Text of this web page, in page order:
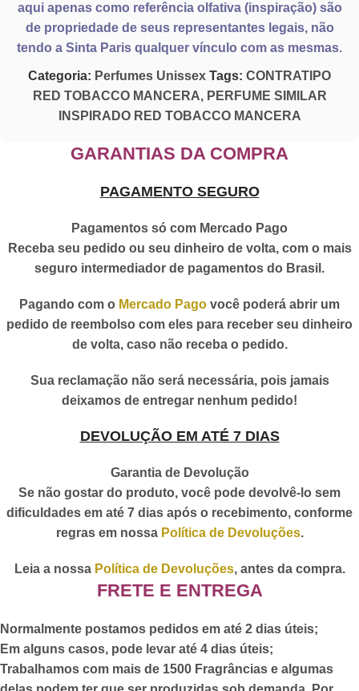
aqui apenas como referência olfativa(inspiração) são
de propriedade de seus representantes legais, não
tendo a Sinta Paris qualquer vínculo com as mesmas.
Categoria: Perfumes Unissex Tags: CONTRATIPO
RED TOBACCO MANCERA, PERFUME SIMILAR
INSPIRADO RED TOBACCO MANCERA
GARANTIAS DA COMPRA
PAGAMENTO SEGURO
Pagamentos só com Mercado Pago
Receba seu pedido ou seu dinheiro de volta, com o mais
seguro intermediador de pagamentos do Brasil.
Pagando com o Mercado Pago você poderá abrir um
pedido de reembolso com eles para receber seu dinheiro
de volta, caso não receba o pedido.
Sua reclamação não será necessária, pois jamais
deixamos de entregar nenhum pedido!
DEVOLUÇÃO EM ATÉ 7 DIAS
Garantia de Devolução
Se não gostar do produto, você pode devolvê-lo sem
dificuldades em até 7 dias após o recebimento, conforme
regras em nossa Política de Devoluções.
Leia a nossa Política de Devoluções, antes da compra.
FRETE E ENTREGA
Normalmente postamos pedidos em até 2 dias úteis;
Em alguns casos, pode levar até 4 dias úteis;
Trabalhamos com mais de 1500 Fragrâncias e algumas